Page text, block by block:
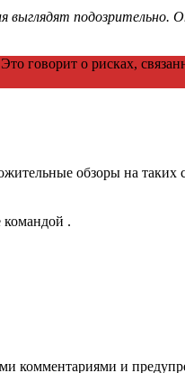
выглядят подозрительно.
говорит о рисках,
обзоры на таких
командой .
комментариями и